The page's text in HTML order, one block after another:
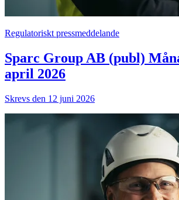
Regulatoriskt pressmeddelande
Sparc Group AB (publ)
april 2026
Skrevs den 12 juni 2026